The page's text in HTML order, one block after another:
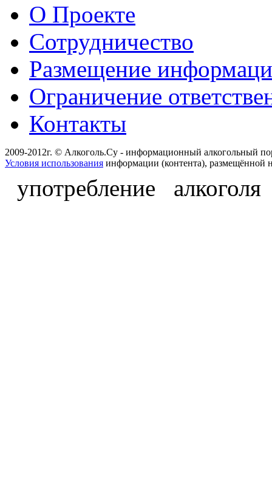
О Проекте
Сотрудничество
Размещение
Ограничение
Контакты
2009-2012г. © Алкоголь.Су - информационный алкогольный
Условия использования информации (контента), размещённой
употребление